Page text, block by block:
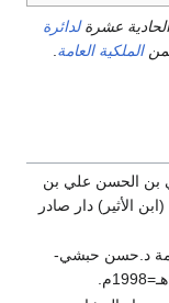
عشرةلدائرة
الملكية العامة.
بن الحسن علي بن
الأثير) دار صادر
د.حسن حبشي-